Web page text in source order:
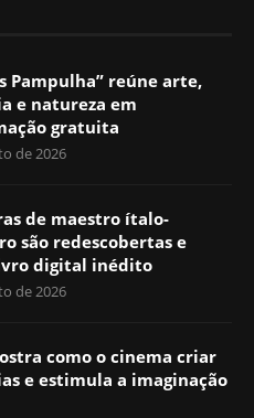
Pampulha” reúne arte,
e natureza em
gratuita
de 2026
de maestro ítalo-
são redescobertas e
digital inédito
de 2026
como o cinema criar
e estimula a imaginação